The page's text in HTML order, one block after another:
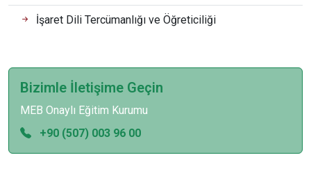
İşaret Dili Tercümanlığı ve Öğreticiliği
Bizimle İletişime Geçin
MEB Onaylı Eğitim Kurumu
+90 (507) 003 96 00